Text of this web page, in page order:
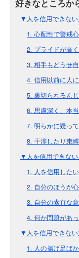
▼人を信用できな
1. 心配性で警戒
2. プライドが高
3. 相手もどうせ
4. 信用以前に人
5. 裏切られるん
6. 思慮深く、本
7. 明らかに疑っ
8. 干渉したり束
▼人を信用できな
1. 人を信用した
2. 自分のほうが
3. 自分の素直な
4. 何か問題があ
▼人を信用できな
1. 人の揚げ足ば